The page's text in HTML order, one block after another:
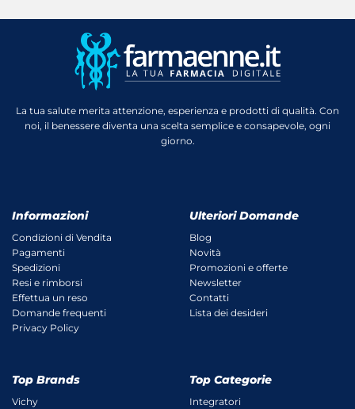
La tua salute merita attenzione, esperienza e prodotti di qualità. Con
noi, il benessere diventa una scelta semplice e consapevole, ogni
giorno.
Informazioni
Condizioni di Vendita
Pagamenti
Spedizioni
Resi e rimborsi
Effettua un reso
Domande frequenti
Privacy Policy
Ulteriori Domande
Blog
Novità
Promozioni e offerte
Newsletter
Contatti
Lista dei desideri
Top Brands
Vichy
Top Categorie
Integratori